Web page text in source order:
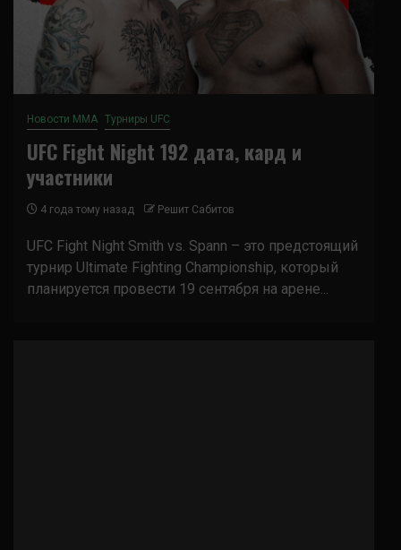
Новости ММА Турниры UFC
UFC Fight Night 192 дата, кард и
участники
4 года тому назад Решит Сабитов
UFC Fight Night Smith vs. Spann – это предстоящий
турнир Ultimate Fighting Championship, который
планируется провести 19 сентября на арене...